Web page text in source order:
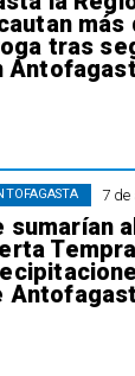
tras
7 de
sumarían